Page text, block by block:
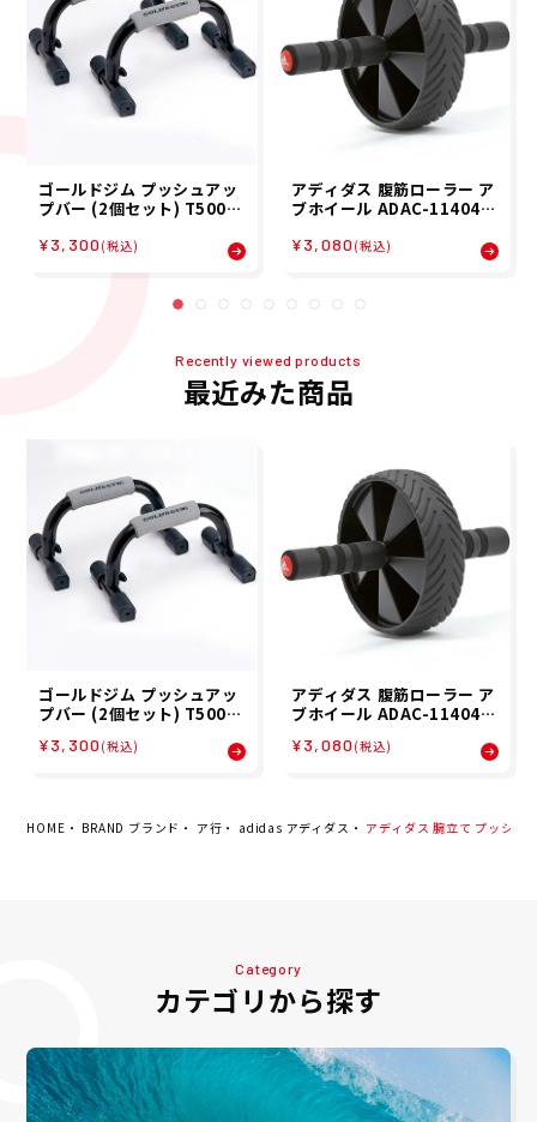
ゴールドジム プッシュアッ
プバー (2個セット) T5000
GYM
¥3,300 (税込)
アディダス 腹筋ローラー ア
ブホイール ADAC-11404
¥3,080 (税込)
Recently viewed products
最近みた商品
ゴールドジム プッシュアッ
プバー (2個セット) T5000
GYM
¥3,300 (税込)
アディダス 腹筋ローラー ア
ブホイール ADAC-11404
¥3,080 (税込)
HOME BRAND ブランド ア行 adidas アディダス アディダス 腕立て プッシ
Category
カテゴリから探す